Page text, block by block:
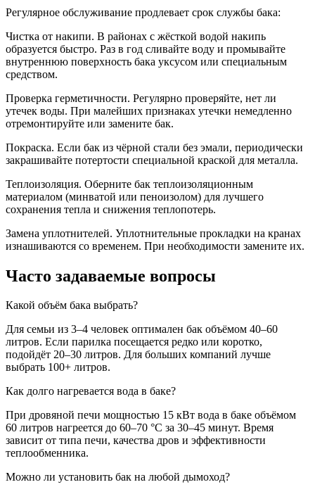
Регулярное обслуживание продлевает срок службы бака:
Чистка от накипи. В районах с жёсткой водой накипь
образуется быстро. Раз в год сливайте воду и промывайте
внутреннюю поверхность бака уксусом или специальным
средством.
Проверка герметичности. Регулярно проверяйте, нет ли
утечек воды. При малейших признаках утечки немедленно
отремонтируйте или замените бак.
Покраска. Если бак из чёрной стали без эмали, периодически
закрашивайте потертости специальной краской для металла.
Теплоизоляция. Оберните бак теплоизоляционным
материалом (минватой или пеноизолом) для лучшего
сохранения тепла и снижения теплопотерь.
Замена уплотнителей. Уплотнительные прокладки на кранах
изнашиваются со временем. При необходимости замените их.
Часто задаваемые вопросы
Какой объём бака выбрать?
Для семьи из 3–4 человек оптимален бак объёмом 40–60
литров. Если парилка посещается редко или коротко,
подойдёт 20–30 литров. Для больших компаний лучше
выбрать 100+ литров.
Как долго нагревается вода в баке?
При дровяной печи мощностью 15 кВт вода в баке объёмом
60 литров нагреется до 60–70 °C за 30–45 минут. Время
зависит от типа печи, качества дров и эффективности
теплообменника.
Можно ли установить бак на любой дымоход?